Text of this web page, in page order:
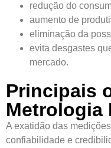
redução do
aumento de
eliminação da
evita desgastes
mercado.
Principais
Metrologia
A exatidão das
confiabilidade e